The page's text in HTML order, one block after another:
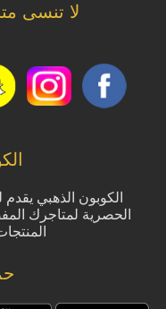
لا تنسى
الكوبون الذهبي
الحصرية لمتاجرك